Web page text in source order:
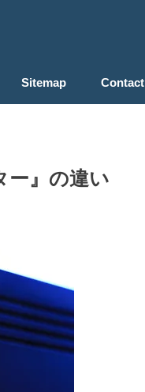
Sitemap Contact
ー』の違い